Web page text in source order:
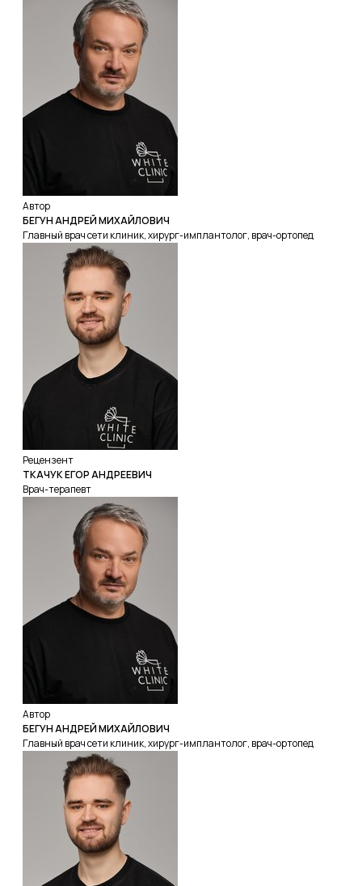
Автор
БЕГУН АНДРЕЙ МИХАЙЛОВИЧ
Главный врач сети клиник, хирург-имплантолог, врач-ортопед
Рецензент
ТКАЧУК ЕГОР АНДРЕЕВИЧ
Врач-терапевт
Автор
БЕГУН АНДРЕЙ МИХАЙЛОВИЧ
Главный врач сети клиник, хирург-имплантолог, врач-ортопед